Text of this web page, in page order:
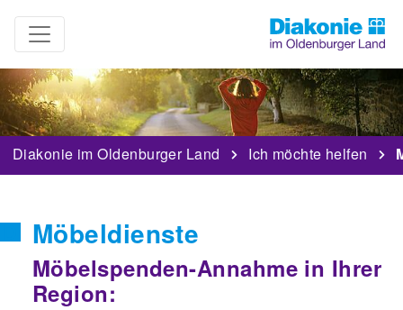
Diakonie im Oldenburger Land Ich möchte helfen
Möbeldienste
Möbelspenden-Annahme in Ihrer
Region: